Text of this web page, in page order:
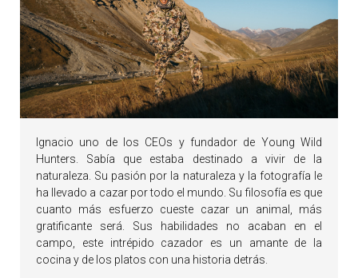
Ignacio uno de los CEOs y fundador de Young Wild
Hunters. Sabía que estaba destinado a vivir de la
naturaleza. Su pasión por la naturaleza y la fotografía le
ha llevado a cazar por todo el mundo. Su filosofía es que
cuanto más esfuerzo cueste cazar un animal, más
gratificante será. Sus habilidades no acaban en el
campo, este intrépido cazador es un amante de la
cocina y de los platos con una historia detrás.